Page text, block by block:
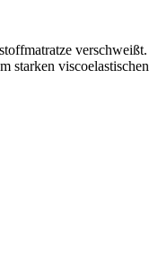
verschweißt.
starken